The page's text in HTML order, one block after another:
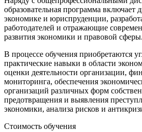
образовательная программа
экономике и юриспруденции,
работодателей и отражающие
развития экономики и правовой сферы.
В процессе обучения приобретаются
практические навыки в области
оценки деятельности организации,
мониторинга, обеспечения
организаций различных форм
предотвращения и выявления
экономики, анализа рисков и
Стоимость обучения